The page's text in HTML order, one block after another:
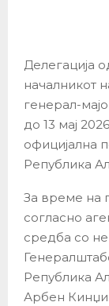
Делегација
началникот
генерал-
до 13 мај
официјална
Република
За време на
согласно
средба со
Република
Арбен